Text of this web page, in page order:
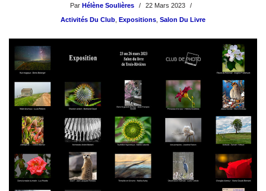
Par Hélène Soulières
22 Mars 2023
Activités Du Club Expositions Salon Du Livre